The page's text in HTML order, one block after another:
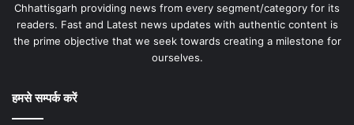
Chhattisgarh providing news from every segment/category for its
readers. Fast and Latest news updates with authentic content is
the prime objective that we seek towards creating a milestone for
ourselves.
हमसे सम्पर्क करें